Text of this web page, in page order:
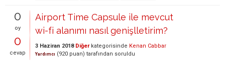
0
oy
0
cevap
Airport Time Capsule ile mevcut
wi-fi alanımı nasıl genişlletirim?
3 Haziran 2018 Diğerkategorisinde Kenan Cabbar
Yardımcı (920 puan) tarafından soruldu